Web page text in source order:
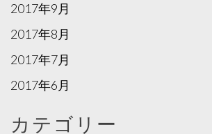
2017年9月
2017年8月
2017年7月
2017年6月
カテゴリー